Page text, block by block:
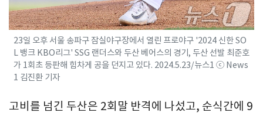
23일 오후 서울 송파구 잠실야구장에서 열린 프로야구 '2024 신한 SO
L 뱅크 KBO리그' SSG 랜더스와 두산 베어스의 경기, 두산 선발 최준호
가 1회초 등판해 힘차게 공을 던지고 있다. 2024.5.23/뉴스1 ⓒ News
1 김진환 기자
고비를 넘긴 두산은 2회말 반격에 나섰고, 순식간에 9